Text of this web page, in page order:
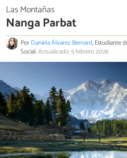
Las Montañas
Nanga Parbat
PorDaniela Álvarez Bernard, Estudiante
Social.Actualizado: 5 febrero 2026